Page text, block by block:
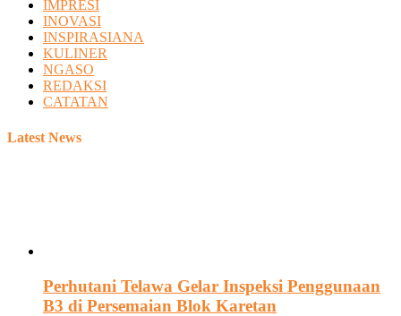
IMPRESI
INOVASI
INSPIRASIANA
KULINER
NGASO
REDAKSI
CATATAN
Latest News
Perhutani Telawa Gelar Inspeksi Penggunaan
B3 di Persemaian Blok Karetan